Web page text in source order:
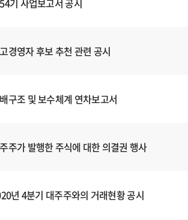
기 사업보고서 공시
경영자 후보 추천 관련 공시
구조 및 보수체계 연차보고서
주가 발행한 주식에 대한 의결권 행사
년 4분기 대주주와의 거래현황 공시